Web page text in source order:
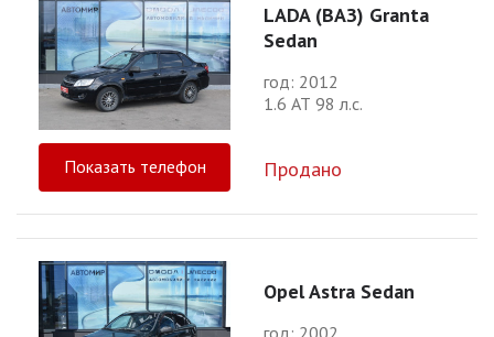
LADA (ВАЗ) Granta
Sedan
год: 2012
1.6 АТ 98 л.с.
Показать телефон Продано
Opel Astra Sedan